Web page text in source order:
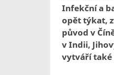
Infekční a
opět týkat,
původ v
v Indii,
vytváří také